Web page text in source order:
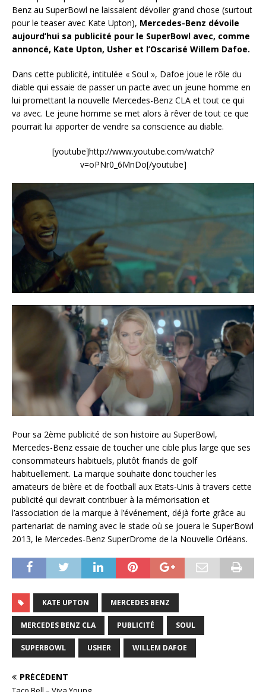
Benz au SuperBowl ne laissaient dévoiler grand chose (surtout
pour le teaser avec Kate Upton), Mercedes-Benz dévoile
aujourd’hui sa publicité pour le SuperBowl avec, comme
annoncé, Kate Upton, Usher et l’Oscarisé Willem Dafoe.
Dans cette publicité, intitulée « Soul », Dafoe joue le rôle du
diable qui essaie de passer un pacte avec un jeune homme en
lui promettant la nouvelle Mercedes-Benz CLA et tout ce qui
va avec. Le jeune homme se met alors à rêver de tout ce que
pourrait lui apporter de vendre sa conscience au diable.
[youtube]http://www.youtube.com/watch?
v=oPNr0_6MnDo[/youtube]
Pour sa 2ème publicité de son histoire au SuperBowl,
Mercedes-Benz essaie de toucher une cible plus large que ses
consommateurs habituels, plutôt friands de golf
habituellement. La marque souhaite donc toucher les
amateurs de bière et de football aux Etats-Unis à travers cette
publicité qui devrait contribuer à la mémorisation et
l’association de la marque à l’événement, déjà forte grâce au
partenariat de naming avec le stade où se jouera le SuperBowl
2013, le Mercedes-Benz SuperDrome de la Nouvelle Orléans.
KATE UPTON MERCEDES BENZ
MERCEDES BENZ CLA PUBLICITÉ SOUL
SUPERBOWL USHER WILLEM DAFOE
PRÉCÉDENT